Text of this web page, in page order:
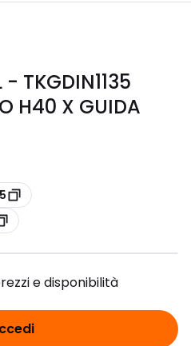
- TKGDIN1135
H40 X GUIDA
e disponibilità